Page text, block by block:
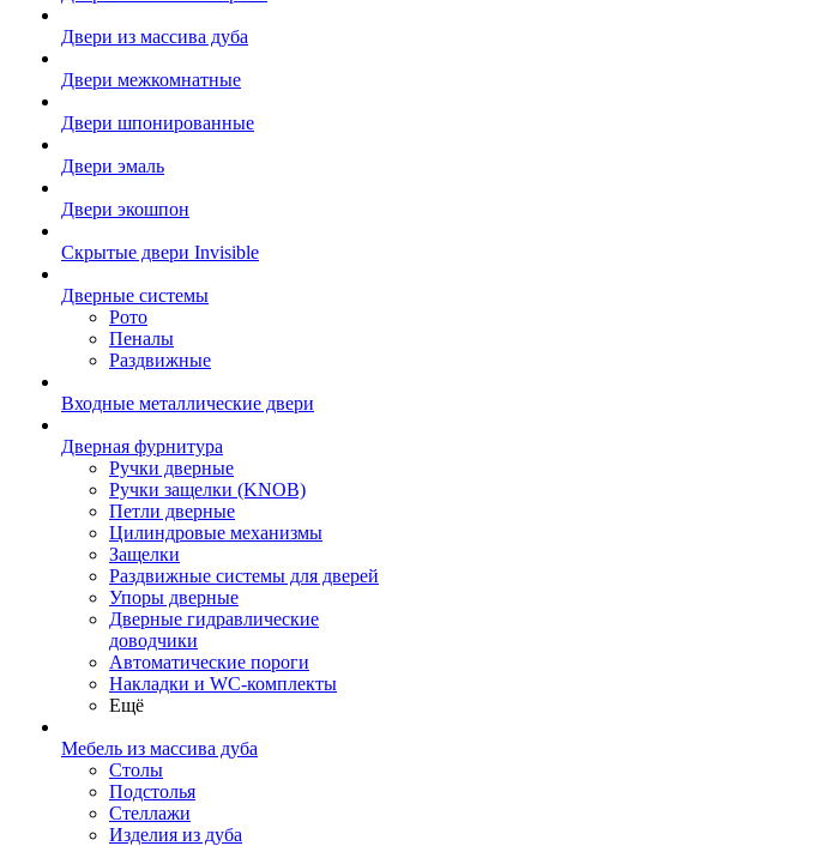
Двери из массива дуба
Двери межкомнатные
Двери шпонированные
Двери эмаль
Двери экошпон
Скрытые двери Invisible
Дверные системы
Рото
Пеналы
Раздвижные
Входные металлические двери
Дверная фурнитура
Ручки дверные
Ручки защелки (KNOB)
Петли дверные
Цилиндровые механизмы
Защелки
Раздвижные системы для дверей
Упоры дверные
Дверные гидравлические
доводчики
Автоматические пороги
Накладки и WC-комплекты
Ещё
Мебель из массива дуба
Столы
Подстолья
Стеллажи
Изделия из дуба